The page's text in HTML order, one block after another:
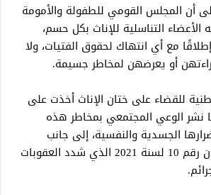
أن المجلس القومي للطفولة والأمومة
التناسلية للإناث بكل حسم،
مع أي انتهاك لحقوق الفتيات، ولا
أو يعرضهن لمخاطر جسيمة.
للقضاء على ختان الإناث أخذت على
نشر الوعي المجتمعي بمخاطر هذه
الجسدية والنفسية، إلى جانب
التوعية بأحكام القانون رقم 10 لسنة 2021 الذي شدد العقوبات